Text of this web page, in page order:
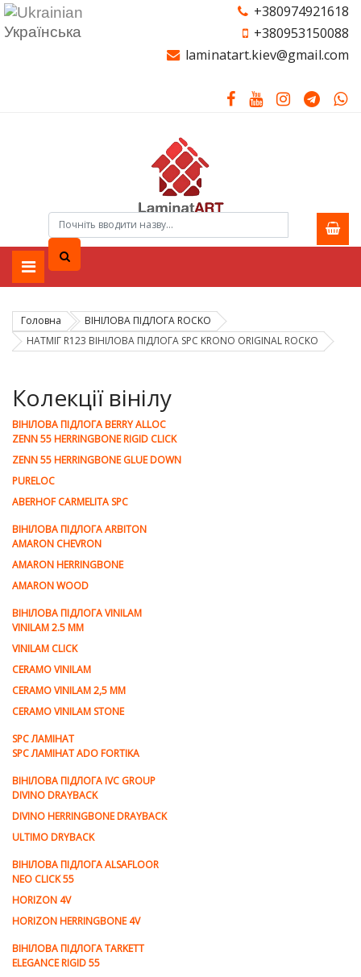
Українська
+380974921618
+380953150088
laminatart.kiev@gmail.com
Головна
ВІНІЛОВА ПІДЛОГА ROCKO
НАТМІГ R123 ВІНІЛОВА ПІДЛОГА SPC KRONO ORIGINAL ROCKO
Колекції вінілу
ВІНІЛОВА ПІДЛОГА BERRY ALLOC
ZENN 55 HERRINGBONE RIGID CLICK
ZENN 55 HERRINGBONE GLUE DOWN
PURELOC
ABERHOF CARMELITA SPC
ВІНІЛОВА ПІДЛОГА ARBITON
AMARON CHEVRON
AMARON HERRINGBONE
AMARON WOOD
ВІНІЛОВА ПІДЛОГА VINILAM
VINILAM 2.5 MM
VINILAM CLICK
CERAMO VINILAM
CERAMO VINILAM 2,5 MM
CERAMO VINILAM STONE
SPC ЛАМІНАТ
SPC ЛАМІНАТ ADO FORTIKA
ВІНІЛОВА ПІДЛОГА IVC GROUP
DIVINO DRAYBACK
DIVINO HERRINGBONE DRAYBACK
ULTIMO DRYBACK
ВІНІЛОВА ПІДЛОГА ALSAFLOOR
NEO CLICK 55
HORIZON 4V
HORIZON HERRINGBONE 4V
ВІНІЛОВА ПІДЛОГА TARKETT
ELEGANCE RIGID 55